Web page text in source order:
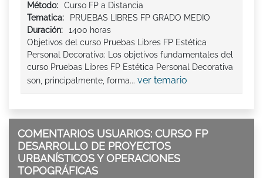
Método:
Curso FP a Distancia
Tematica:
PRUEBAS LIBRES FP GRADO MEDIO
Duración:
1400 horas
Objetivos del curso Pruebas Libres FP Estética
Personal Decorativa: Los objetivos fundamentales del
curso Pruebas Libres FP Estética Personal Decorativa
son, principalmente, forma... ver temario
COMENTARIOS USUARIOS: CURSO FP
DESARROLLO DE PROYECTOS
URBANÍSTICOS Y OPERACIONES
TOPOGRÁFICAS